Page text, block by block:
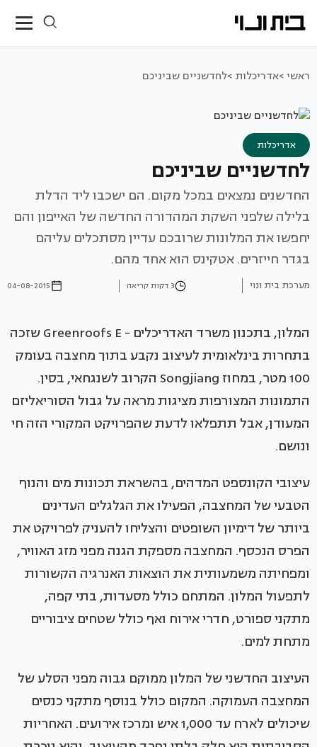
ראשי >אדריכלות >לחדשניים שביניכם
אדריכלות
לחדשניים שביניכם
החדשנים נמצאים במכל מקום. הם ישכבו ליד הדלת
בלילה שלפני השקת המהדורה החדשה של האייפון והם
יחפשו את המלונות שרובכם עדיין מסתכלים עליהם
בגדר חייזרים. אטקינס הוא אחד מהם.
מערכת בית ונוי 3 דקות קריאה 04-08-2015
המלון, בתכנון משרד האדריכלים - Greenroofs E שזכה
בתחרות בינלאומית לעיצוב נקבע בתוך מחצבה בעומק
100 מטר, במחוז Songjiang הקרוב לשנגחאי, בסין.
התמונות המצורפות מציגות מראה על גבול הסוריאליזם
המעודן, אבל תתפלאו לדעת שהפרויקט המקורי הזה חי
ונושם.
עיצובי הקונספט המדהים, בהשראת תכונות מים והנוף
הטבעי של המחצבה, הפעילו את הגלגלים העדינים
ביותר של דימיון השופטים והצליחו להעניק לפרויקט את
הפרס הנכסף. המחצבה מספקת הגנה מפני מזג האוויר,
ומפחיתה משמעותית את הוצאות האנרגיה הקשורות
לתפעול המלון. המתחם כולל מסעדות, בתי קפה,
מתקני ספורט, חדרי אירוח ואף כולל שטחים ציבוריים
מתחת למים.
העיצוב החדשני של המלון ממוקם גבוה מפני הסלע של
המחצבה העמוקה. המקום כולל בנוסף מתקני כנסים
שיכולים לארח עד 1,000 איש ומרכז אירועים. האחריות